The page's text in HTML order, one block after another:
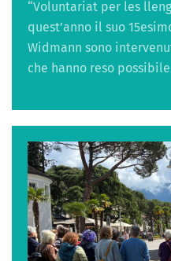
“Voluntariat per les
quest’anno il suo
Widmann sono
che hanno reso